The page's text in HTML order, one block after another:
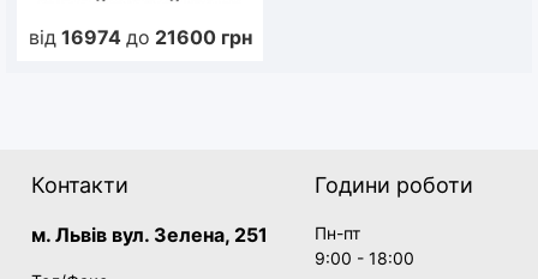
від 16974 до 21600 грн
Контакти
м. Львів вул. Зелена, 251
Години роботи
Пн-пт
9:00 - 18:00